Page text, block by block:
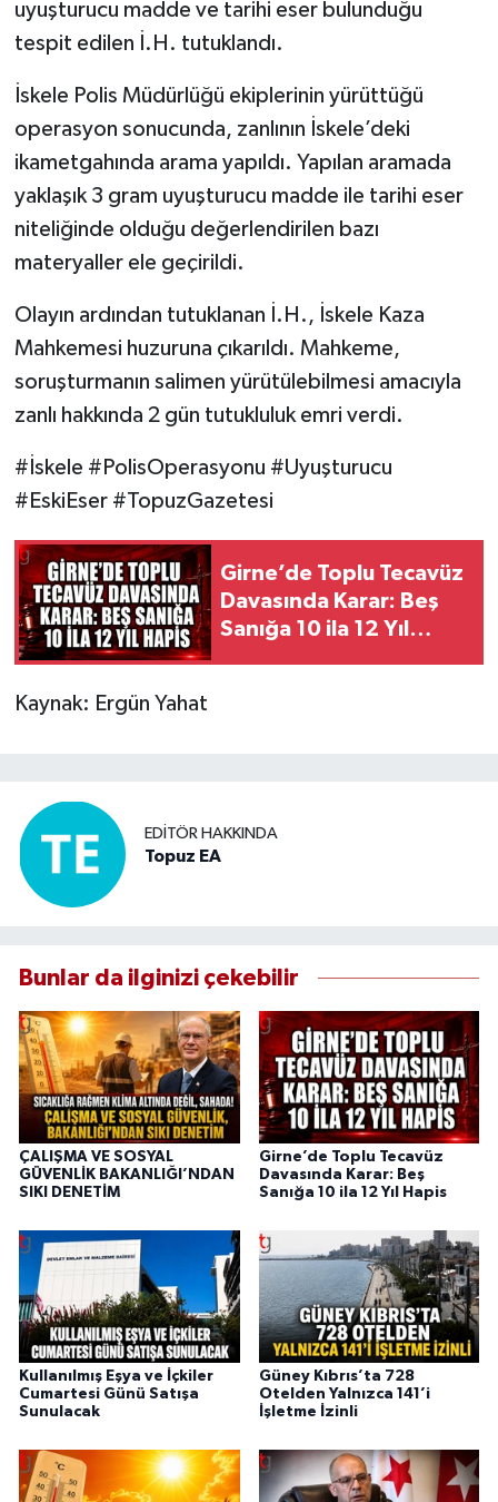
uyuşturucu madde ve tarihi eser bulunduğu
tespit edilen İ.H. tutuklandı.
İskele Polis Müdürlüğü ekiplerinin yürüttüğü
operasyon sonucunda, zanlının İskele’deki
ikametgahında arama yapıldı. Yapılan aramada
yaklaşık 3 gram uyuşturucu madde ile tarihi eser
niteliğinde olduğu değerlendirilen bazı
materyaller ele geçirildi.
Olayın ardından tutuklanan İ.H., İskele Kaza
Mahkemesi huzuruna çıkarıldı. Mahkeme,
soruşturmanın salimen yürütülebilmesi amacıyla
zanlı hakkında 2 gün tutukluluk emri verdi.
#İskele #PolisOperasyonu #Uyuşturucu
#EskiEser #TopuzGazetesi
Girne’de Toplu Tecavüz
Davasında Karar: Beş
Sanığa 10 ila 12 Yıl
Kaynak: Ergün Yahat
EDITÖR HAKKINDA
Topuz EA
Bunlar da ilginizi çekebilir
ÇALIŞMA VE SOSYAL
GÜVENLİK BAKANLIĞI’NDAN
SIKI DENETİM
Girne’de Toplu Tecavüz
Davasında Karar: Beş
Sanığa 10 ila 12 Yıl Hapis
Kullanılmış Eşya ve İçkiler
Cumartesi Günü Satışa
Sunulacak
Güney Kıbrıs’ta 728
Otelden Yalnızca 141’i
İşletme İzinli